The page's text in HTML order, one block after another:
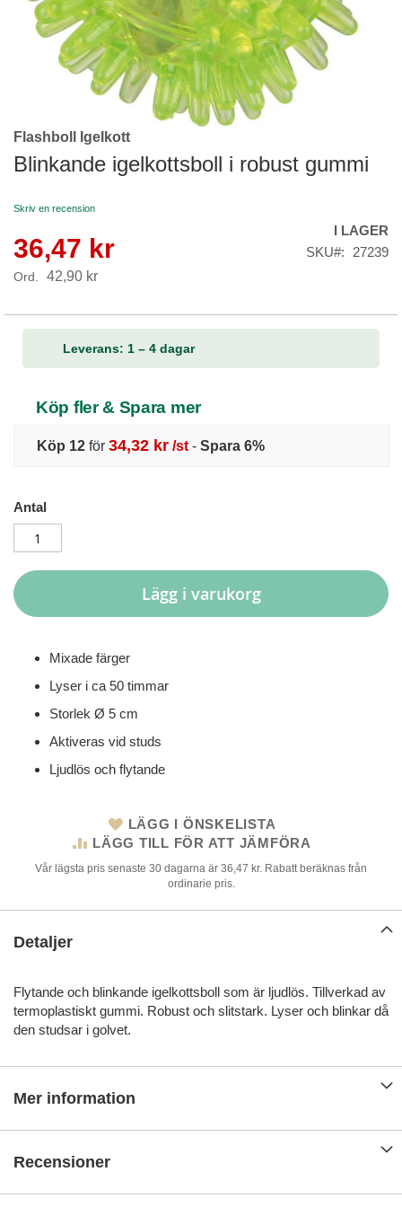
Skip
to
the
of
images
gallery
Flashboll Igelkott
Blinkande igelkottsboll i robust gummi
Skriv en recension
Reapris
36,47 kr
Ord. 42,90 kr
I LAGER
SKU
27239
Leverans: 1 – 4 dagar
Köp fler & Spara mer
Köp 12 för 34,32 kr /st - Spara 6%
Antal
Lägg i varukorg
Mixade färger
Lyser i ca 50 timmar
Storlek Ø 5 cm
Aktiveras vid studs
Ljudlös och flytande
LÄGG I ÖNSKELISTA
LÄGG TILL FÖR ATT JÄMFÖRA
Vår lägsta pris senaste 30 dagarna är 36,47 kr. Rabatt beräknas från
ordinarie pris.
Detaljer
Flytande och blinkande igelkottsboll som är ljudlös. Tillverkad av
termoplastiskt gummi. Robust och slitstark. Lyser och blinkar då
den studsar i golvet.
Mer information
Recensioner